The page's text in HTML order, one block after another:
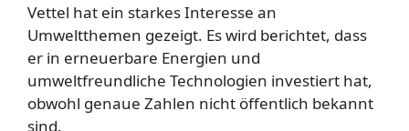
Vettel hat ein starkes Interesse an
Umweltthemen gezeigt. Es wird berichtet, dass
er in erneuerbare Energien und
umweltfreundliche Technologien investiert hat,
obwohl genaue Zahlen nicht öffentlich bekannt
sind.